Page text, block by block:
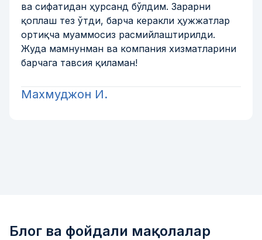
ва сифатидан ҳурсанд бўлдим. Зарарни
қоплаш тез ўтди, барча керакли ҳужжатлар
ортиқча муаммосиз расмийлаштирилди.
Жуда мамнунман ва компания хизматларини
барчага тавсия қиламан!
Махмуджон И.
Блог ва фойдали мақолалар